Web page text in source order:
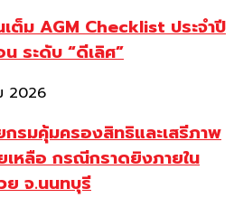
ต็ม AGM Checklist ประจำปี
ระดับ “ดีเลิศ”
2026
รมคุ้มครองสิทธิและเสรีภาพ
เหลือ กรณีกราดยิงภายใน
ย จ.นนทบุรี